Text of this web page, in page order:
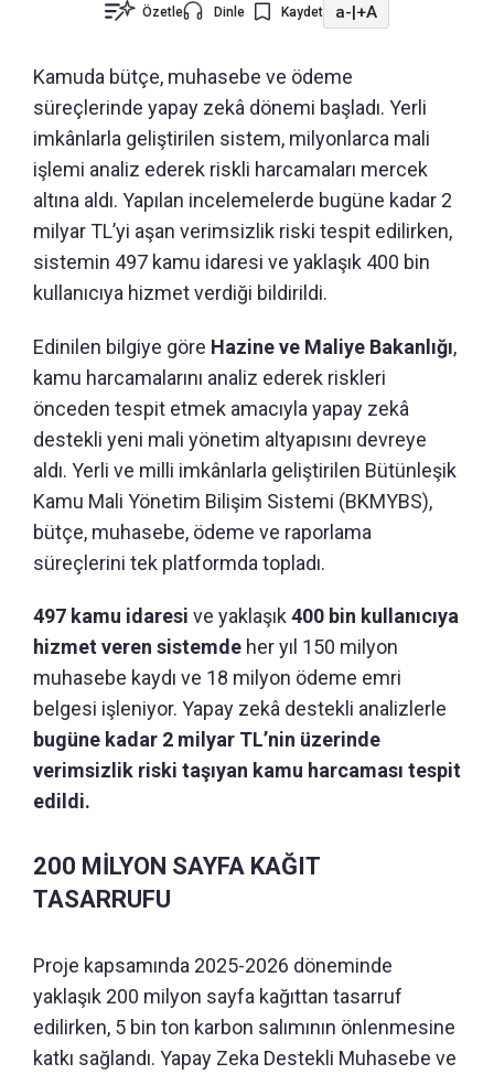
Özetle Dinle Kaydet a-|+A
Kamuda bütçe, muhasebe ve ödeme
süreçlerinde yapay zekâ dönemi başladı. Yerli
imkânlarla geliştirilen sistem, milyonlarca mali
işlemi analiz ederek riskli harcamaları mercek
altına aldı. Yapılan incelemelerde bugüne kadar 2
milyar TL’yi aşan verimsizlik riski tespit edilirken,
sistemin 497 kamu idaresi ve yaklaşık 400 bin
kullanıcıya hizmet verdiği bildirildi.
Edinilen bilgiye göre Hazine ve Maliye Bakanlığı,
kamu harcamalarını analiz ederek riskleri
önceden tespit etmek amacıyla yapay zekâ
destekli yeni mali yönetim altyapısını devreye
aldı. Yerli ve milli imkânlarla geliştirilen Bütünleşik
Kamu Mali Yönetim Bilişim Sistemi (BKMYBS),
bütçe, muhasebe, ödeme ve raporlama
süreçlerini tek platformda topladı.
497 kamu idaresi ve yaklaşık 400 bin kullanıcıya
hizmet veren sistemde her yıl 150 milyon
muhasebe kaydı ve 18 milyon ödeme emri
belgesi işleniyor. Yapay zekâ destekli analizlerle
bugüne kadar 2 milyar TL’nin üzerinde
verimsizlik riski taşıyan kamu harcaması tespit
edildi.
200 MİLYON SAYFA KAĞIT
TASARRUFU
Proje kapsamında 2025-2026 döneminde
yaklaşık 200 milyon sayfa kağıttan tasarruf
edilirken, 5 bin ton karbon salımının önlenmesine
katkı sağlandı. Yapay Zeka Destekli Muhasebe ve